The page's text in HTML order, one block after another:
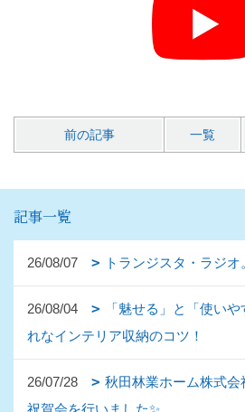
前の記事 一覧
記事一覧
26/08/07 トランジスタ・ラジオ
26/08/04
「魅せる」と「使い
れなインテリア収納のコツ！
26/07/28
秋田林業ホーム株式
祝賀会を行いました✨